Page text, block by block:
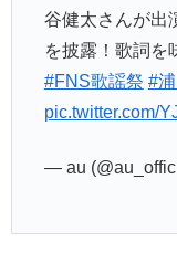
谷健太さんが出
を披露！歌詞を
#FNS歌謡祭 #
pic.twitter.com/
— au